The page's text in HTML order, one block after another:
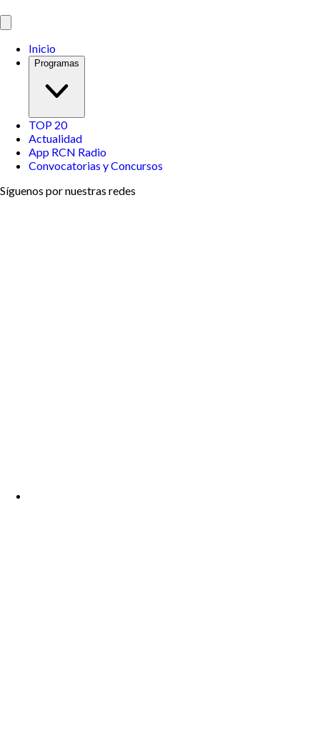
Inicio
Programas
TOP 20
Actualidad
App RCN Radio
Convocatorias y Concursos
Síguenos por nuestras redes